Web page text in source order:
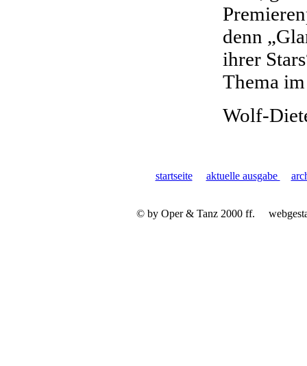
denn
ihrer
Thema
Wolf-
startseite aktuelle ausgabe
© by Oper & Tanz 2000 ff.